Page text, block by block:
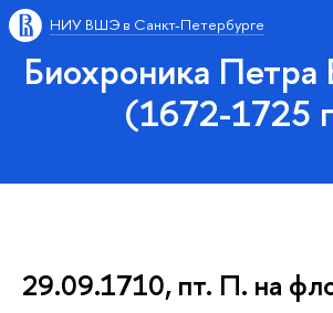
НИУ ВШЭ в Санкт-Петербурге
Биохроника Петра
(1672-1725
29.09.1710, пт. П. на